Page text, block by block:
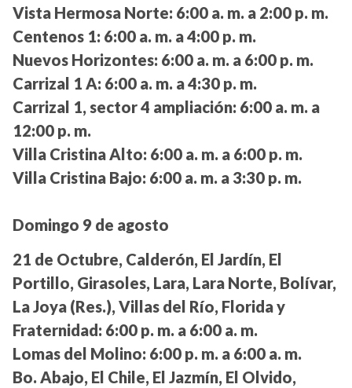
Vista Hermosa Norte: 6:00 a. m. a 2:00 p. m.
Centenos 1: 6:00 a. m. a 4:00 p. m.
Nuevos Horizontes: 6:00 a. m. a 6:00 p. m.
Carrizal 1 A: 6:00 a. m. a 4:30 p. m.
Carrizal 1, sector 4 ampliación: 6:00 a. m. a
12:00 p. m.
Villa Cristina Alto: 6:00 a. m. a 6:00 p. m.
Villa Cristina Bajo: 6:00 a. m. a 3:30 p. m.
Domingo 9 de agosto
21 de Octubre, Calderón, El Jardín, El
Portillo, Girasoles, Lara, Lara Norte, Bolívar,
La Joya (Res.), Villas del Río, Florida y
Fraternidad: 6:00 p. m. a 6:00 a. m.
Lomas del Molino: 6:00 p. m. a 6:00 a. m.
Bo. Abajo, El Chile, El Jazmín, El Olvido,